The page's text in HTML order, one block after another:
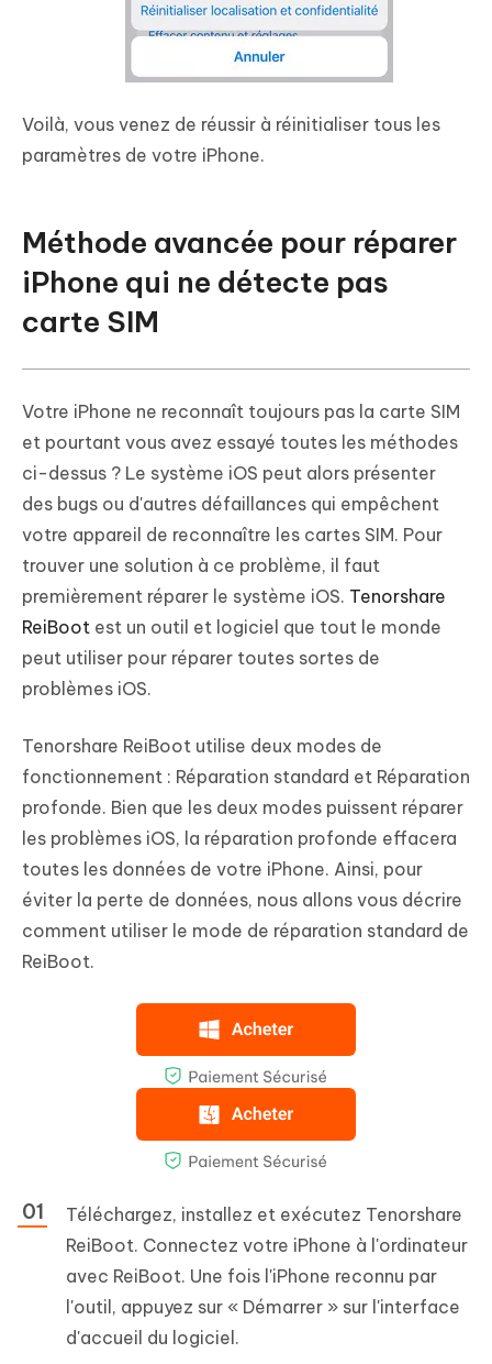
Voilà, vous venez de réussir à réinitialiser tous les
paramètres de votre iPhone.
Méthode avancée pour réparer
iPhone qui ne détecte pas
carte SIM
Votre iPhone ne reconnaît toujours pas la carte SIM
et pourtant vous avez essayé toutes les méthodes
ci-dessus ? Le système iOS peut alors présenter
des bugs ou d'autres défaillances qui empêchent
votre appareil de reconnaître les cartes SIM. Pour
trouver une solution à ce problème, il faut
premièrement réparer le système iOS. Tenorshare
ReiBoot est un outil et logiciel que tout le monde
peut utiliser pour réparer toutes sortes de
problèmes iOS.
Tenorshare ReiBoot utilise deux modes de
fonctionnement : Réparation standard et Réparation
profonde. Bien que les deux modes puissent réparer
les problèmes iOS, la réparation profonde effacera
toutes les données de votre iPhone. Ainsi, pour
éviter la perte de données, nous allons vous décrire
comment utiliser le mode de réparation standard de
ReiBoot.
Téléchargez, installez et exécutez Tenorshare
ReiBoot. Connectez votre iPhone à l'ordinateur
avec ReiBoot. Une fois l'iPhone reconnu par
l'outil, appuyez sur « Démarrer » sur l'interface
d'accueil du logiciel.